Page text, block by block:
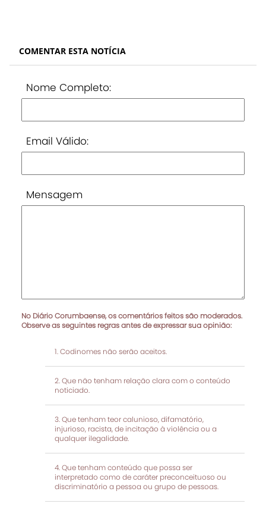
COMENTAR ESTA NOTÍCIA
Nome Completo:
Email Válido:
Mensagem
No Diário Corumbaense, os comentários feitos são moderados.
Observe as seguintes regras antes de expressar sua opinião:
Codinomes não serão aceitos.
Que não tenham relação clara com o conteúdo
noticiado.
Que tenham teor calunioso, difamatório,
injurioso, racista, de incitação à violência ou a
qualquer ilegalidade.
Que tenham conteúdo que possa ser
interpretado como de caráter preconceituoso ou
discriminatório a pessoa ou grupo de pessoas.